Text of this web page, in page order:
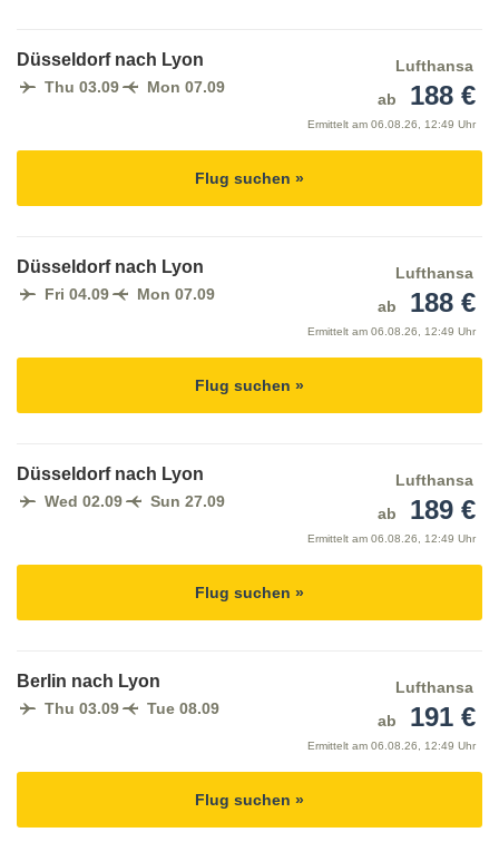
Düsseldorf nach Lyon
Thu 03.09 Mon 07.09
Lufthansa
ab
188 €
Ermittelt am 06.08.26, 12:49 Uhr
Flug suchen »
Düsseldorf nach Lyon
Fri 04.09 Mon 07.09
Lufthansa
ab
188 €
Ermittelt am 06.08.26, 12:49 Uhr
Flug suchen »
Düsseldorf nach Lyon
Wed 02.09 Sun 27.09
Lufthansa
ab
189 €
Ermittelt am 06.08.26, 12:49 Uhr
Flug suchen »
Berlin nach Lyon
Thu 03.09 Tue 08.09
Lufthansa
ab
191 €
Ermittelt am 06.08.26, 12:49 Uhr
Flug suchen »